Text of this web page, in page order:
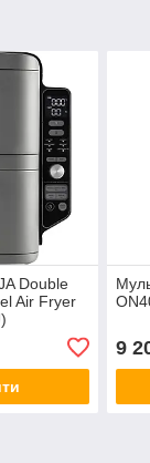
Double
Air Fryer
9